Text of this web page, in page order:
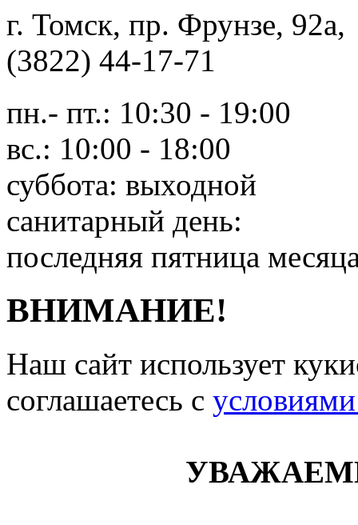
г. Томск, пр. Фрунзе,
(3822) 44-17-71
пн.- пт.: 10:30 - 19:00
вс.: 10:00 - 18:00
суббота: выходной
санитарный день:
последняя пятница
ВНИМАНИЕ!
Наш сайт использует
соглашаетесь c